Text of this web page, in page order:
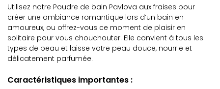
Utilisez notre Poudre de bain Pavlova aux fraises pour
créer une ambiance romantique lors d’un bain en
amoureux, ou offrez-vous ce moment de plaisir en
solitaire pour vous chouchouter. Elle convient à tous les
types de peau et laisse votre peau douce, nourrie et
délicatement parfumée.
Caractéristiques importantes :